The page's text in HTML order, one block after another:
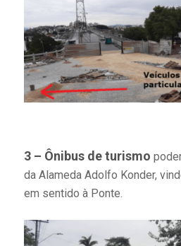
3 – Ônibus de turismo
da Alameda Adolfo Konder,
em sentido à Ponte.